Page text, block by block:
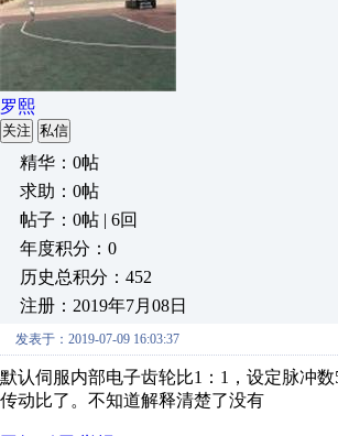
罗熙
关注 私信
精华：0帖
求助：0帖
帖子：0帖 | 6回
年度积分：0
历史总积分：452
注册：2019年7月08日
发表于：2019-07-09 16:03:37
默认伺服内部电子齿轮比1：1，设定脉冲
传动比了。不知道解释清楚了没有